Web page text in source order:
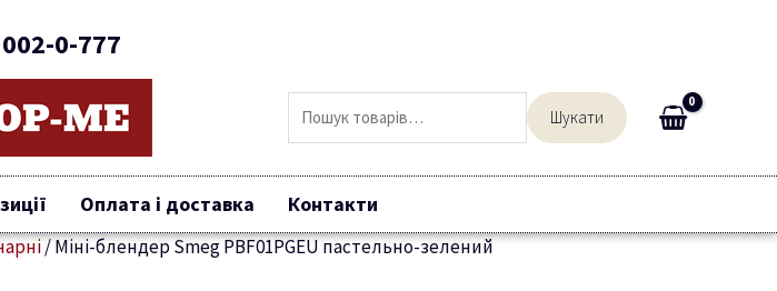
0-777
Шукати
Оплата і доставка Контакти
/Міні-блендер Smeg PBF01PGEU пастельно-зелений